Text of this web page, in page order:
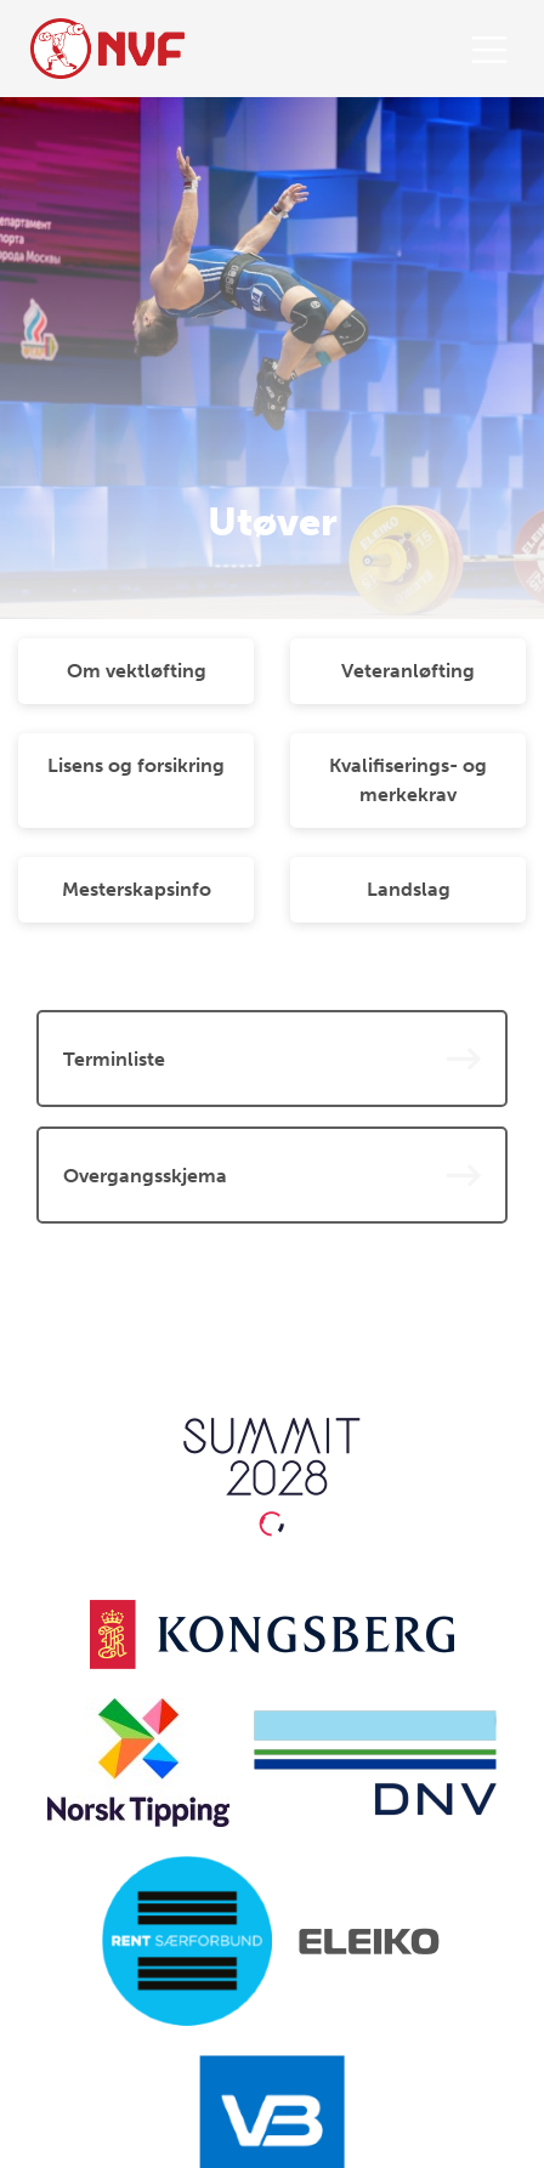
Utøver
Om vektløfting Veteranløfting
Lisens og forsikring
Kvalifiserings- og
merkekrav
Mesterskapsinfo Landslag
Terminliste
Overgangsskjema